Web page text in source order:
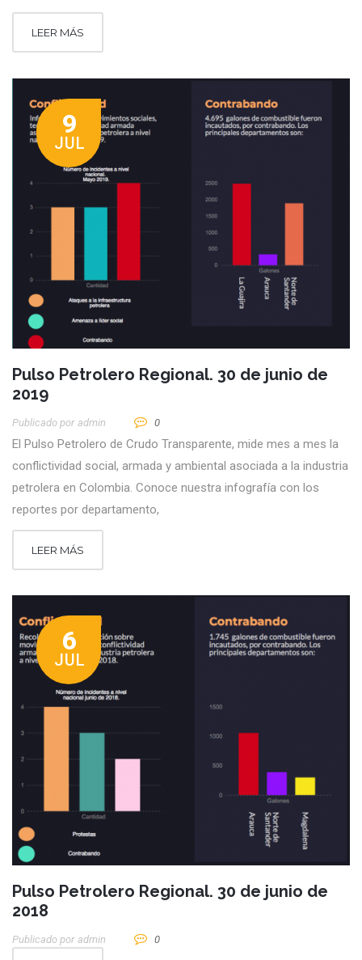
LEER MÁS
9
JUL
Pulso Petrolero Regional. 30 de junio de
2019
Publicado por Admin 0
El Pulso Petrolero de Crudo Transparente, mide mes a mes la
conflictividad social, armada y ambiental asociada a la industria
petrolera en Colombia. Conoce nuestra infografía con los
reportes por departamento,
LEER MÁS
6
JUL
Pulso Petrolero Regional. 30 de junio de
2018
Publicado por Admin 0